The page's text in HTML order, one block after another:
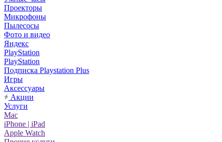
Проекторы
Микрофоны
Пылесосы
Фото и видео
Яндекс
PlayStation
PlayStation
Подписка Playstation Plus
Игры
Аксессуары
Акции
Услуги
Mac
iPhone | iPad
Apple Watch